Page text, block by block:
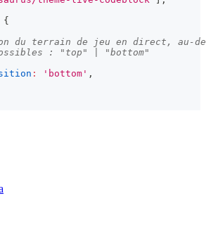
{
du terrain de jeu en direct, au-
: "top" | "bottom"
: 'bottom' ,